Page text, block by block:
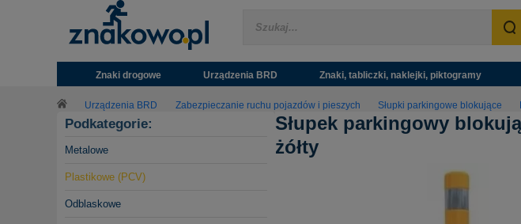
Znaki drogowe Urządzenia BRD Znaki, tabliczki, naklejki, piktogramy
Urządzenia BRD Zabezpieczanie ruchu pojazdów i pieszych Słupki parkingowe blokujące
Podkategorie:
Metalowe
Plastikowe (PCV)
Odblaskowe
Słupek parkingowy
żółty